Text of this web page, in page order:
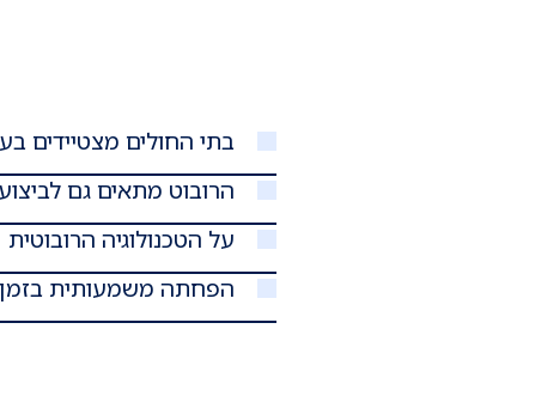
בתי החולים מצטיידים
הרובוט מתאים גם
על הטכנולוגיה הרובוטית
הפחתה משמעותית